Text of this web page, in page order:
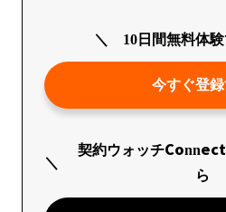
10日間無料体
今すぐ登
契約ウォッチ
ら